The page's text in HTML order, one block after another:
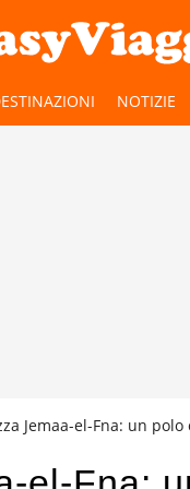
NOTIZIE
Jemaa-el-Fna: un